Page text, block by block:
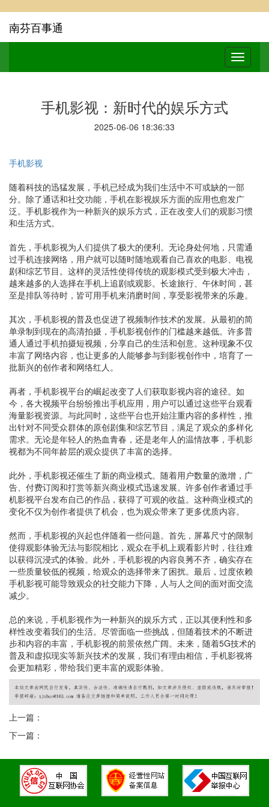
南芬百事通
手机影视：新时代的娱乐方式
2025-06-06 18:36:33
手机影视
随着科技的迅猛发展，手机已经成为我们生活中不可或缺的一部
分。除了通话和社交功能，手机在影视娱乐方面的应用也愈发广
泛。手机影视作为一种新兴的娱乐方式，正在改变人们的观影习惯
和生活方式。
首先，手机影视为人们提供了极大的便利。无论身处何地，只需通
过手机连接网络，用户就可以随时随地观看自己喜欢的电影、电视
剧和综艺节目。这样的灵活性使得传统的观影模式受到极大冲击，
越来越多的人选择在手机上追剧或观影。长途旅行、午休时间，甚
至是排队等待时，皆可用手机来消磨时间，享受影视带来的乐趣。
其次，手机影视的普及也促进了视频制作技术的发展。从最初的简
单录制到现在的高清拍摄，手机影视创作的门槛越来越低。许多普
通人通过手机拍摄短视频，分享自己的生活和创意。这种现象不仅
丰富了网络内容，也让更多的人能够参与到影视创作中，培育了一
批新兴的创作者和网络红人。
再者，手机影视平台的崛起改变了人们获取影视内容的途径。如
今，各大视频平台纷纷推出手机应用，用户可以通过这些平台观看
海量影视资源。与此同时，这些平台也开始注重内容的多样性，推
出针对不同受众群体的原创剧集和综艺节目，满足了观众的多样化
需求。无论是年轻人的热血青春，还是老年人的温情故事，手机影
视都为不同年龄层的观众提供了丰富的选择。
此外，手机影视还催生了新的商业模式。随着用户数量的激增，广
告、付费订阅和打赏等新兴商业模式迅速发展。许多创作者通过手
机影视平台发布自己的作品，获得了可观的收益。这种商业模式的
变化不仅为创作者提供了机会，也为观众带来了更多优质内容。
然而，手机影视的兴起也伴随着一些问题。首先，屏幕尺寸的限制
使得观影体验无法与影院相比，观众在手机上观看影片时，往往难
以获得沉浸式的体验。此外，手机影视的内容良莠不齐，确实存在
一些质量较低的视频，给观众的选择带来了困扰。最后，过度依赖
手机影视可能导致观众的社交能力下降，人与人之间的面对面交流
减少。
总的来说，手机影视作为一种新兴的娱乐方式，正以其便利性和多
样性改变着我们的生活。尽管面临一些挑战，但随着技术的不断进
步和内容的丰富，手机影视的前景依然广阔。未来，随着5G技术的
普及和虚拟现实等新兴技术的发展，我们有理由相信，手机影视将
会更加精彩，带给我们更丰富的观影体验。
上一篇：
下一篇：